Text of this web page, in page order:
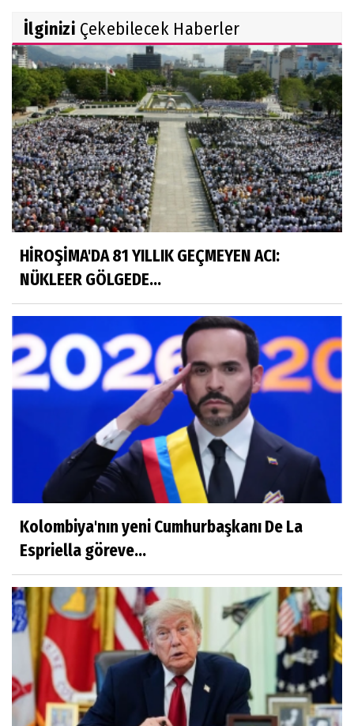
İlginizi Çekebilecek Haberler
HİROŞİMA'DA 81 YILLIK GEÇMEYEN ACI:
NÜKLEER GÖLGEDE...
Kolombiya'nın yeni Cumhurbaşkanı De La
Espriella göreve...